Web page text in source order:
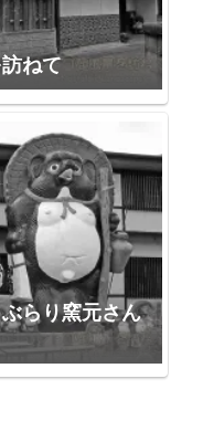
ねて
らり窯元さん